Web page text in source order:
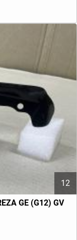
12
GE (G12) GV